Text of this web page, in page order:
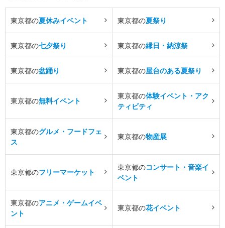
東京都の夏休みイベント 東京都の夏祭り
東京都の七夕祭り 東京都の縁日・納涼祭
東京都の盆踊り 東京都の屋台のある夏祭り
東京都の無料イベント
東京都の体験イベント・アク
ティビティ
東京都のグルメ・フードフェ
ス
東京都の物産展
東京都のフリーマーケット
東京都のコンサート・音楽イ
ベント
東京都のアニメ・ゲームイベ
ント
東京都の花イベント